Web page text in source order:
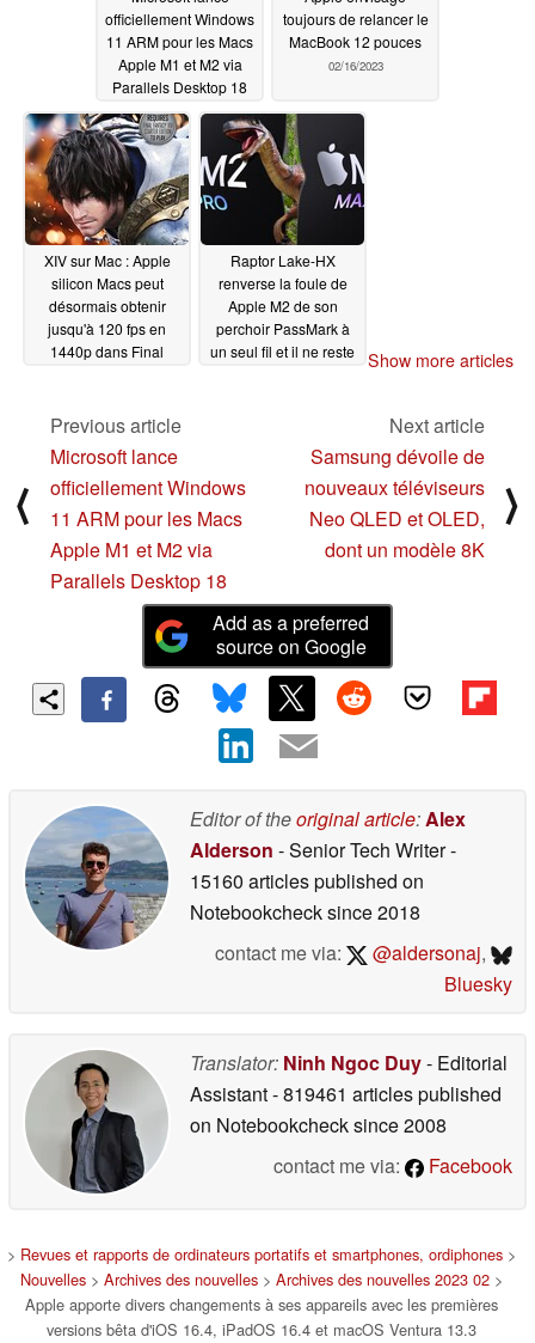
officiellement Windows
11 ARM pour les Macs
Apple M1 et M2 via
Parallels Desktop 18
02/19/2023
toujours de relancer le
MacBook 12 pouces
02/16/2023
XIV sur Mac : Apple
silicon Macs peut
désormais obtenir
jusqu'à 120 fps en
1440p dans Final
communautaire open
Raptor Lake-HX
renverse la foule de
Apple M2 de son
perchoir PassMark à
un seul fil et il ne reste
Show more articles
⟨
Previous article
Microsoft lance
officiellement Windows
11 ARM pour les Macs
Apple M1 et M2 via
Parallels Desktop 18
Next article
Samsung dévoile de
nouveaux téléviseurs
Neo QLED et OLED,
dont un modèle 8K
⟩
Add as a preferred
source on Google
Editor of theoriginal article:Alex
Alderson - Senior Tech Writer-
15160 articles published on
Notebookchecksince 2018
contact me via:
@aldersonaj,
Bluesky
Translator: Ninh Ngoc Duy- Editorial
Assistant- 819461 articles published
on Notebookchecksince 2008
contact me via:
Facebook
> Revues et rapports de ordinateurs portatifs et smartphones, ordiphones >
Nouvelles > Archives des nouvelles > Archives des nouvelles 2023 02 >
Apple apporte divers changements à ses appareils avec les premières
versions bêta d'iOS 16.4, iPadOS 16.4 et macOS Ventura 13.3